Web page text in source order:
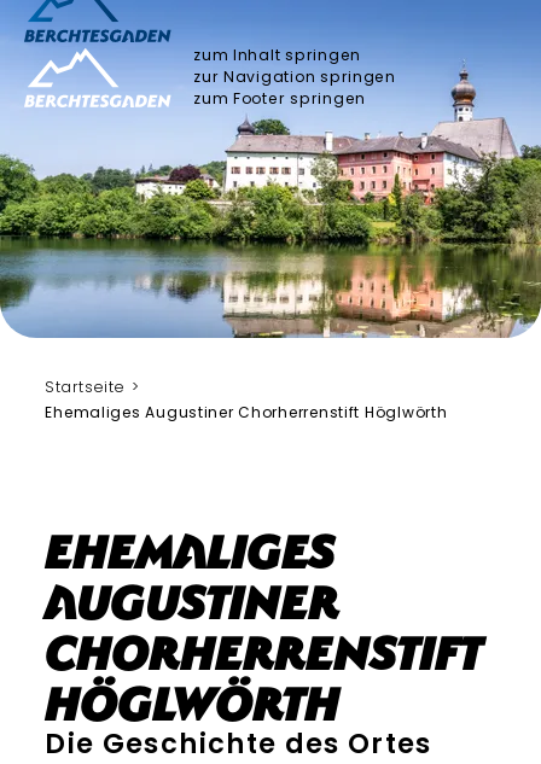
zum Inhalt springen
zur Navigation springen
zum Footer springen
Startseite
Ehemaliges Augustiner Chorherrenstift Höglwörth
Ehemaliges
Augustiner
Chorherrenstift
Höglwörth
Die Geschichte des Ortes